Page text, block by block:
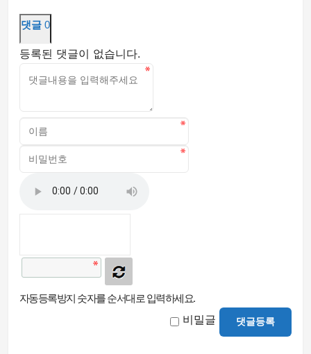
댓글 0
등록된 댓글이 없습니다.
자동등록방지 숫자를 순서대로 입력하세요.
비밀글 댓글등록